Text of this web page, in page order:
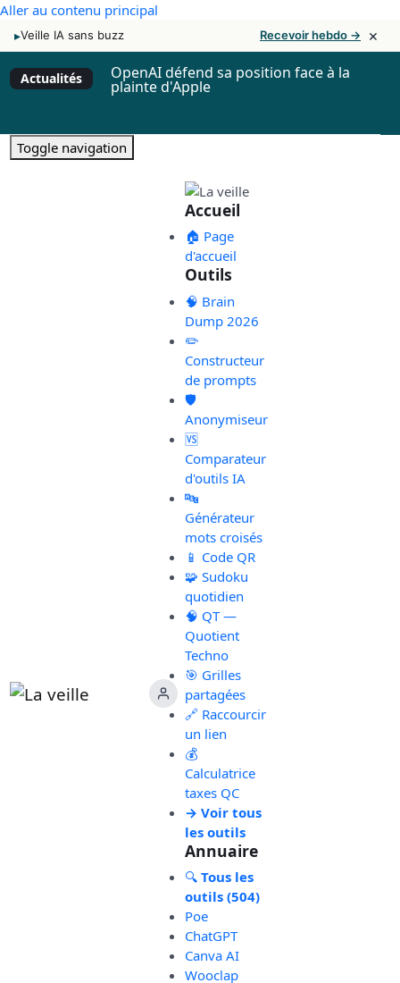
Aller au contenu principal
▸Veille IA sans buzz Recevoir hebdo → ×
Actualités OpenAI défend sa position face à la
plainte d'Apple
Toggle navigation
Accueil
🏠 Page
d'accueil
Outils
🧠 Brain
Dump 2026
✏️
Constructeur
de prompts
🛡️
Anonymiseur
🆚
Comparateur
d'outils IA
🔤
Générateur
mots croisés
📱 Code QR
🧩 Sudoku
quotidien
🧠 QT —
Quotient
Techno
🎯 Grilles
partagées
🔗 Raccourcir
un lien
💰
Calculatrice
taxes QC
→ Voir tous
les outils
Annuaire
🔍 Tous les
outils (504)
Poe
ChatGPT
Canva AI
Wooclap